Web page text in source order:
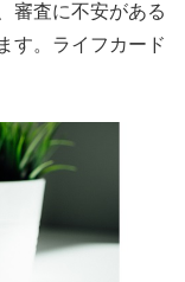
審査に不安がある
す。ライフカード